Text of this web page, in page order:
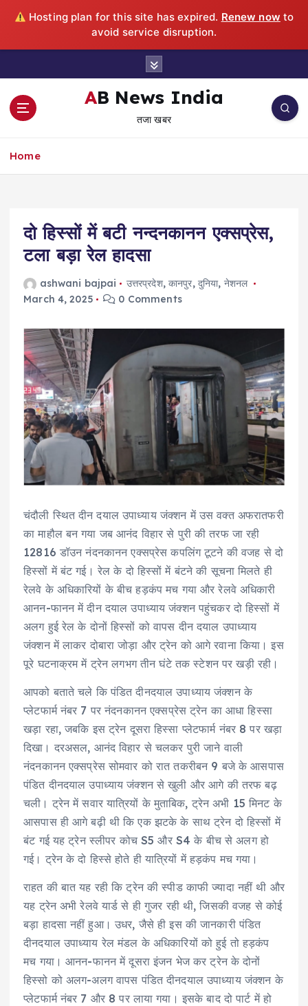
Hosting plan for this site has expired. Renew now to
avoid service disruption.
AB News India
तजा खबर
Home
दो हिस्सों में बटी नन्दनकानन एक्सप्रेस,
टला बड़ा रेल हादसा
ashwani bajpai उत्तरप्रदेश, कानपुर, दुनिया, नेशनल
March 4, 2025
0 Comments
चंदौली स्थित दीन दयाल उपाध्याय जंक्शन में उस वक्त अफरातफरी
का माहौल बन गया जब आनंद विहार से पुरी की तरफ जा रही
12816 डॉउन नंदनकानन एक्सप्रेस कपलिंग टूटने की वजह से दो
हिस्सों में बंट गई। रेल के दो हिस्सों में बंटने की सूचना मिलते ही
रेलवे के अधिकारियों के बीच हड़कंप मच गया और रेलवे अधिकारी
आनन-फानन में दीन दयाल उपाध्याय जंक्शन पहुंचकर दो हिस्सों में
अलग हुई रेल के दोनों हिस्सों को वापस दीन दयाल उपाध्याय
जंक्शन में लाकर दोबारा जोड़ा और ट्रेन को आगे रवाना किया। इस
पूरे घटनाक्रम में ट्रेन लगभग तीन घंटे तक स्टेशन पर खड़ी रही।
आपको बताते चले कि पंडित दीनदयाल उपाध्याय जंक्शन के
प्लेटफार्म नंबर 7 पर नंदनकानन एक्सप्रेस ट्रेन का आधा हिस्सा
खड़ा रहा, जबकि इस ट्रेन दूसरा हिस्सा प्लेटफार्म नंबर 8 पर खड़ा
दिखा। दरअसल, आनंद विहार से चलकर पुरी जाने वाली
नंदनकानन एक्सप्रेस सोमवार को रात तकरीबन 9 बजे के आसपास
पंडित दीनदयाल उपाध्याय जंक्शन से खुली और आगे की तरफ बढ़
चली। ट्रेन में सवार यात्रियों के मुताबिक, ट्रेन अभी 15 मिनट के
आसपास ही आगे बढ़ी थी कि एक झटके के साथ ट्रेन दो हिस्सों में
बंट गई यह ट्रेन स्लीपर कोच S5 और S4 के बीच से अलग हो
गई। ट्रेन के दो हिस्से होते ही यात्रियों में हड़कंप मच गया।
राहत की बात यह रही कि ट्रेन की स्पीड काफी ज्यादा नहीं थी और
यह ट्रेन अभी रेलवे यार्ड से ही गुजर रही थी, जिसकी वजह से कोई
बड़ा हादसा नहीं हुआ। उधर, जैसे ही इस की जानकारी पंडित
दीनदयाल उपाध्याय रेल मंडल के अधिकारियों को हुई तो हड़कंप
मच गया। आनन-फानन में दूसरा इंजन भेज कर ट्रेन के दोनों
हिस्सो को अलग-अलग वापस पंडित दीनदयाल उपाध्याय जंक्शन के
प्लेटफार्म नंबर 7 और 8 पर लाया गया। इसके बाद दो पार्ट में हो